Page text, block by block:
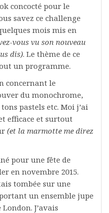
concocté pour le
savez ce challenge
mois mis en
vous vu son nouveau
dis). Le thème de ce
un programme.
concernant le
du monochrome,
pastels etc. Moi j’ai
efficace et surtout
(et la marmotte me direz
pour une fête de
en novembre 2015.
tombée sur une
un ensemble jupe
J’avais